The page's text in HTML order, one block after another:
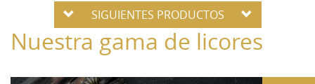
SIGUIENTES PRODUCTOS
Nuestra gama de licores